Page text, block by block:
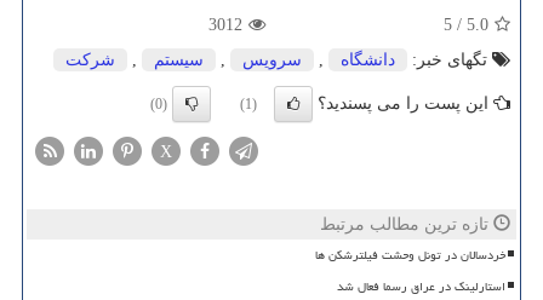
5.0
/
5
3012
تگهای خبر:
دانشگاه سرویس سیستم شركت
این پست را می پسندید؟ (1)
(0)
X
تازه ترین مطالب مرتبط
خردسالان در تونل وحشت فیلترشکن ها
استارلینک در عراق رسما فعال شد